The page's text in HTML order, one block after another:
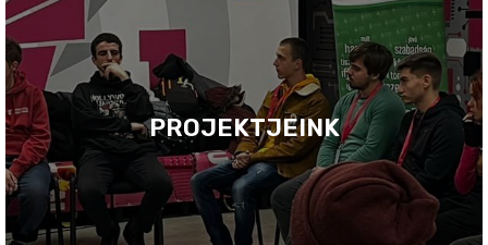
PROJEKTJEINK